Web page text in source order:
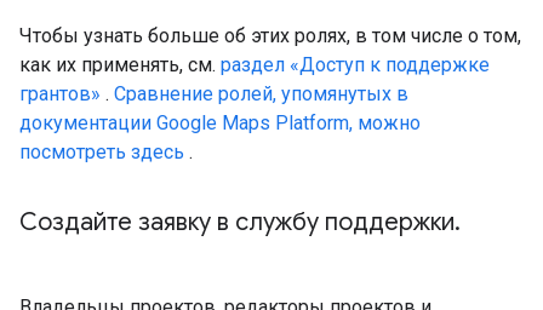
Чтобы узнать больше об этих ролях, в том числе о том,
как их применять, см. раздел «Доступ к поддержке
грантов» . Сравнение ролей, упомянутых в
документации Google Maps Platform, можно
посмотреть здесь .
Создайте заявку в службу поддержки.